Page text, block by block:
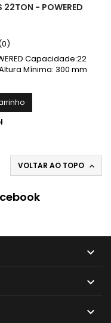
22TON - POWERED
Capacidade:22
Mínima: 300 mm
VOLTAR AO TOPO 


